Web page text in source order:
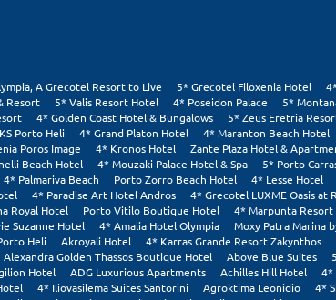
A Grecotel Resort to Live 5* Grecotel Filoxenia Hotel
Resort
5* Valis Resort Hotel 4* Poseidon Palace 5*
4* Golden Coast Hotel & Bungalows 5* Zeus Eretria
Porto Heli 4* Grand Platon Hotel 4* Maranton Beach Hotel
Poros Image 4* Kronos Hotel Zante Plaza Hotel &
Beach Hotel 4* Mouzaki Palace Hotel & Spa 5* Porto
4* Palmariva Beach Porto Zorro Beach Hotel 4* Lesse Hotel
4* Paradise Art Hotel Andros 4* Grecotel LUXME Oasis at
Royal Hotel Porto Vitilo Boutique Hotel 4* Marpunta Resort
Suzanne Hotel 4* Amalia Hotel Olympia Moxy Patra Marina
Heli
Akroyali Hotel 4* Karras Grande Resort Zakynthos
Alexandra Golden Thassos Boutique Hotel Above Blue Suites
Hotel ADG Luxurious Apartments Achilles Hill Hotel 4*
4* Iliovasilema Suites Santorini Agroktima Leonidio 4*